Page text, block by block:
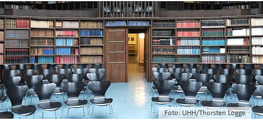
Foto: UHH/Thorsten Logge